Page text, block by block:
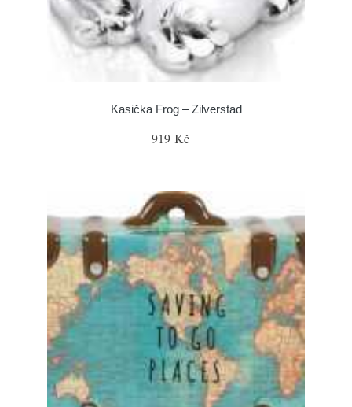
Kasička Frog – Zilverstad
919 Kč